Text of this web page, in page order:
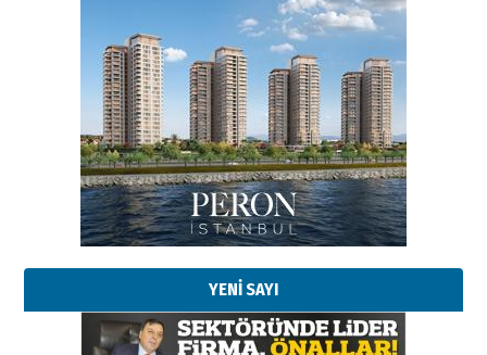
YENİ SAYI
Esat BİNDESEN
Başkan Sekmen’den Erzurum’a
bir vizyon proje daha!
02 Ağustos 2026 Pazar
Kadir SABUNCUOĞLU
Erzurumspor’un köşe taşları
29 Haziran 2026 Pazartesi
Kenan GÜLERCİ
Murat Şahsuvaroğlu ERKON’da
çıtayı yukarı taşırken,